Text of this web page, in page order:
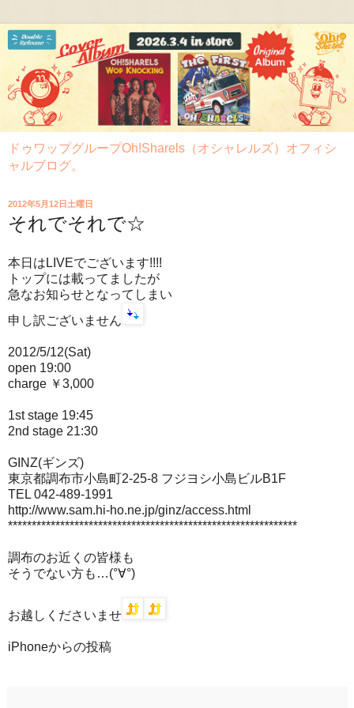
ドゥワップグループOh!Sharels（オシャレルズ）オフィシ
ャルブログ。
2012年5月12日土曜日
それでそれで☆
本日はLIVEでございます!!!!
トップには載ってましたが
急なお知らせとなってしまい
申し訳ございません
2012/5/12(Sat)
open 19:00
charge ￥3,000
1st stage 19:45
2nd stage 21:30
GINZ(ギンズ)
東京都調布市小島町2-25-8 フジヨシ小島ビルB1F
TEL 042-489-1991
http://www.sam.hi-ho.ne.jp/ginz/access.html
*************************************************************
調布のお近くの皆様も
そうでない方も…(°∀°)
お越しくださいませ
iPhoneからの投稿